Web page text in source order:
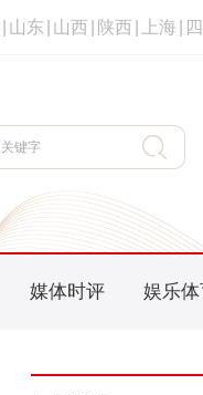
山东 山西 陕西 上海 四
媒体时评 娱乐